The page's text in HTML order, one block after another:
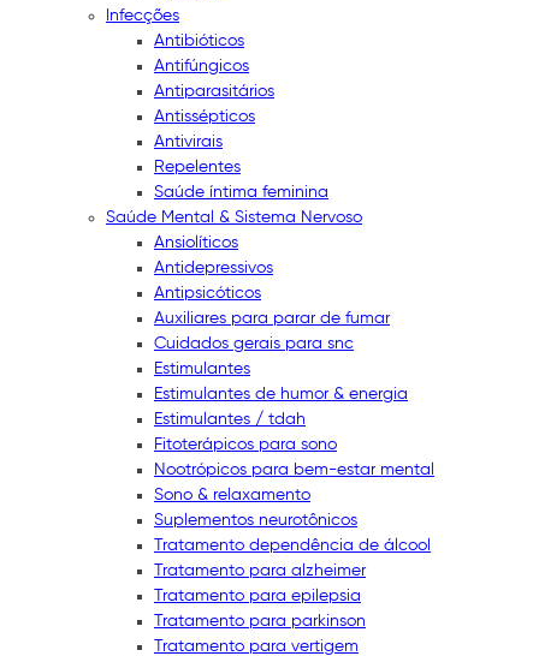
Infecções
Antibióticos
Antifúngicos
Antiparasitários
Antissépticos
Antivirais
Repelentes
Saúde íntima feminina
Saúde Mental & Sistema Nervoso
Ansiolíticos
Antidepressivos
Antipsicóticos
Auxiliares para parar de fumar
Cuidados gerais para snc
Estimulantes
Estimulantes de humor & energia
Estimulantes / tdah
Fitoterápicos para sono
Nootrópicos para bem-estar mental
Sono & relaxamento
Suplementos neurotônicos
Tratamento dependência de álcool
Tratamento para alzheimer
Tratamento para epilepsia
Tratamento para parkinson
Tratamento para vertigem